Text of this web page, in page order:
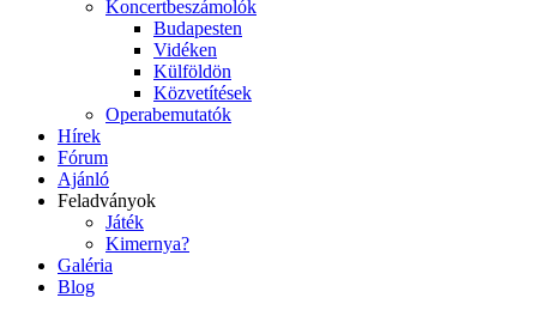
Koncertbeszámolók
Budapesten
Vidéken
Külföldön
Közvetítések
Operabemutatók
Hírek
Fórum
Ajánló
Feladványok
Játék
Kimernya?
Galéria
Blog